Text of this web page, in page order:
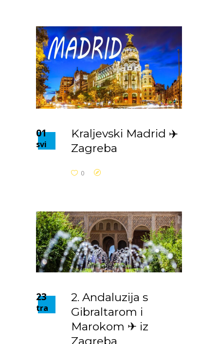
01
svi
Kraljevski Madrid ✈️
Zagreba
0
23
tra
2. Andaluzija s
Gibraltarom i
Marokom ✈ iz
Zagreba